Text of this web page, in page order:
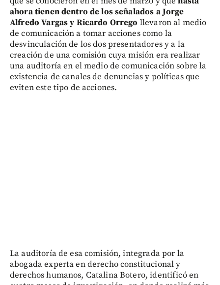
ahora tienen dentro de los señalados a Jorge
Alfredo Vargas y Ricardo Orrego llevaron al medio
de comunicación a tomar acciones como la
desvinculación de los dos presentadores y a la
creación de una comisión cuya misión era realizar
una auditoría en el medio de comunicación sobre la
existencia de canales de denuncias y políticas que
eviten este tipo de acciones.
La auditoría de esa comisión, integrada por la
abogada experta en derecho constitucional y
derechos humanos, Catalina Botero, identificó en